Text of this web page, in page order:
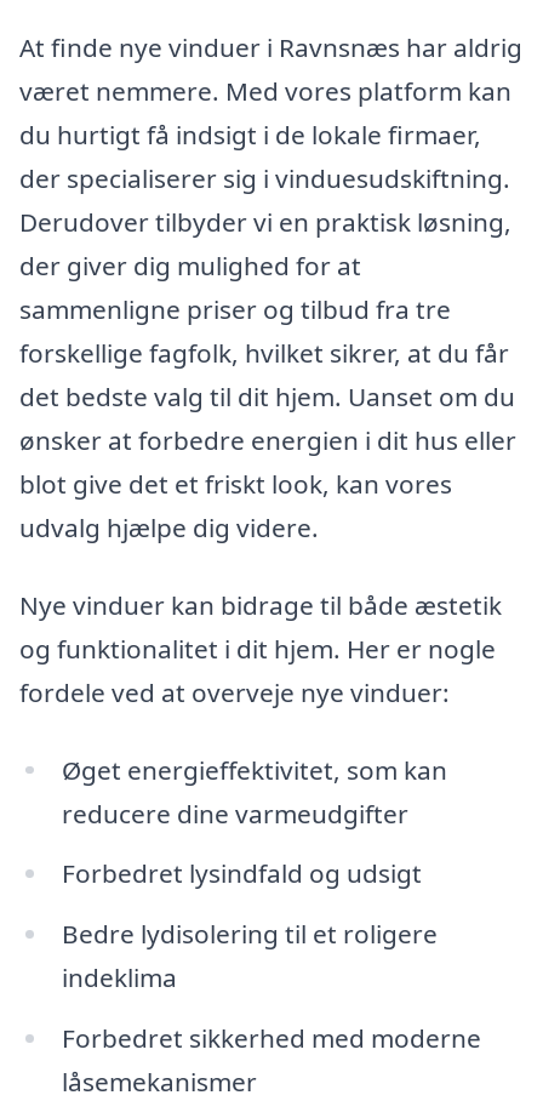
At finde nye vinduer i Ravnsnæs har aldrig
været nemmere. Med vores platform kan
du hurtigt få indsigt i de lokale firmaer,
der specialiserer sig i vinduesudskiftning.
Derudover tilbyder vi en praktisk løsning,
der giver dig mulighed for at
sammenligne priser og tilbud fra tre
forskellige fagfolk, hvilket sikrer, at du får
det bedste valg til dit hjem. Uanset om du
ønsker at forbedre energien i dit hus eller
blot give det et friskt look, kan vores
udvalg hjælpe dig videre.
Nye vinduer kan bidrage til både æstetik
og funktionalitet i dit hjem. Her er nogle
fordele ved at overveje nye vinduer:
Øget energieffektivitet, som kan
reducere dine varmeudgifter
Forbedret lysindfald og udsigt
Bedre lydisolering til et roligere
indeklima
Forbedret sikkerhed med moderne
låsemekanismer